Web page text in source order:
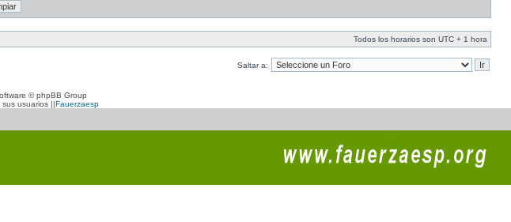
Todos los horarios son UTC + 1 hora
Saltar a:
© phpBB Group
usuarios ||Fauerzaesp